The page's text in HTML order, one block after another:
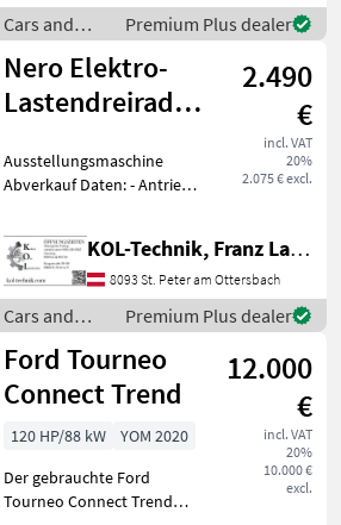
Cars and
motorbikes /
Nero
Premium Plus dealer
Nero Elektro-
Lastendreirad/Tuk-
2.490
€
incl. VAT
20%
2.075 € excl.
Ausstellungsmaschine
Abverkauf Daten: - Antrieb:
Batterie: 60 V, 45 Ah -
Bremse: Scheibenbremse
vorne, Trommelbremse
hinten - Max. G
KOL-Technik, Franz Lampl-Küssner
8093 St. Peter am Ottersbach
Cars and
motorbikes /
Nero
Premium Plus dealer
Ford Tourneo
Connect Trend
12.000
€
incl. VAT
20%
10.000 €
excl.
120 HP/88 kW
YOM 2020
Der gebrauchte Ford
Tourneo Connect Trend